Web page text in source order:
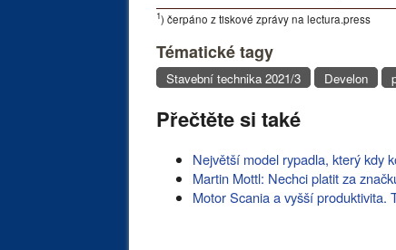
1) čerpáno z tiskové zprávy na lectura.press
Tématické tagy
Stavební technika 2021/3 Develon
Přečtěte si také
Největší model rypadla, který kdy
Martin Mottl: Nechci platit za
Motor Scania a vyšší produktivita.